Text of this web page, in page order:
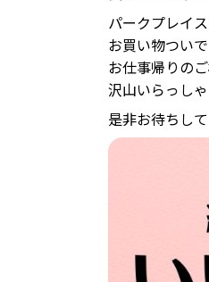
パークプレイ
お買い物つい
お仕事帰りの
沢山いらっしゃ
是非お待ちし